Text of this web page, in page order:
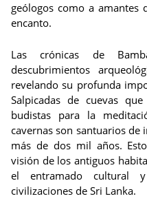
geólogos como a amantes
encanto.
Las crónicas de
descubrimientos
revelando su profunda
Salpicadas de cuevas
budistas para la
cavernas son santuarios de
más de dos mil años.
visión de los antiguos
el entramado cultural
civilizaciones de Sri Lanka.